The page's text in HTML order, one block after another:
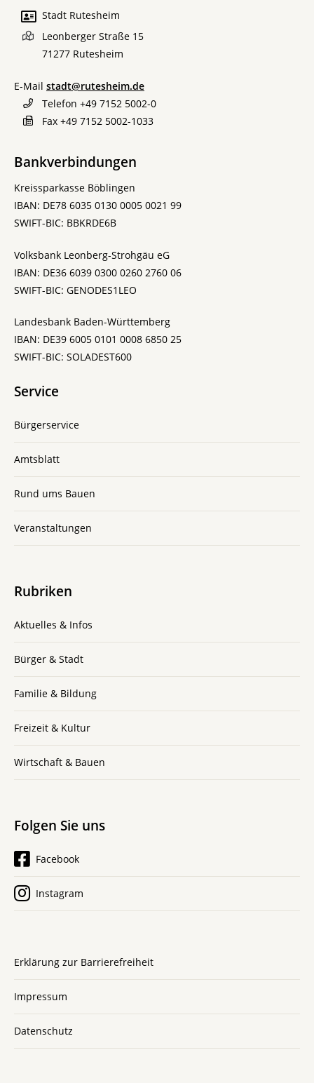
Stadt Rutesheim
Leonberger Straße 15
71277 Rutesheim
E-Mail stadt@rutesheim.de
Telefon +49 7152 5002-0
Fax +49 7152 5002-1033
Bankverbindungen
Kreissparkasse Böblingen
IBAN: DE78 6035 0130 0005 0021 99
SWIFT-BIC: BBKRDE6B
Volksbank Leonberg-Strohgäu eG
IBAN: DE36 6039 0300 0260 2760 06
SWIFT-BIC: GENODES1LEO
Landesbank Baden-Württemberg
IBAN: DE39 6005 0101 0008 6850 25
SWIFT-BIC: SOLADEST600
Service
Bürgerservice
Amtsblatt
Rund ums Bauen
Veranstaltungen
Rubriken
Aktuelles & Infos
Bürger & Stadt
Familie & Bildung
Freizeit & Kultur
Wirtschaft & Bauen
Folgen Sie uns
Facebook
Instagram
Erklärung zur Barrierefreiheit
Impressum
Datenschutz